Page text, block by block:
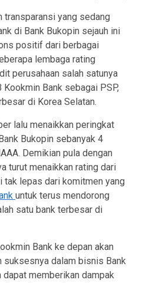
yang sedang
di Bank Bukopin sejauh ini
positif dari berbagai
lembaga rating
perusahaan salah satunya
Kookmin Bank sebagai PSP,
di Korea Selatan.
lalu menaikkan peringkat
Bukopin sebanyak 4
Demikian pula dengan
turut menaikkan rating dari
tak lepas dari komitmen yang
untuk terus mendorong
satu bank terbesar di
Bank ke depan akan
suksesnya dalam bisnis Bank
dapat memberikan dampak